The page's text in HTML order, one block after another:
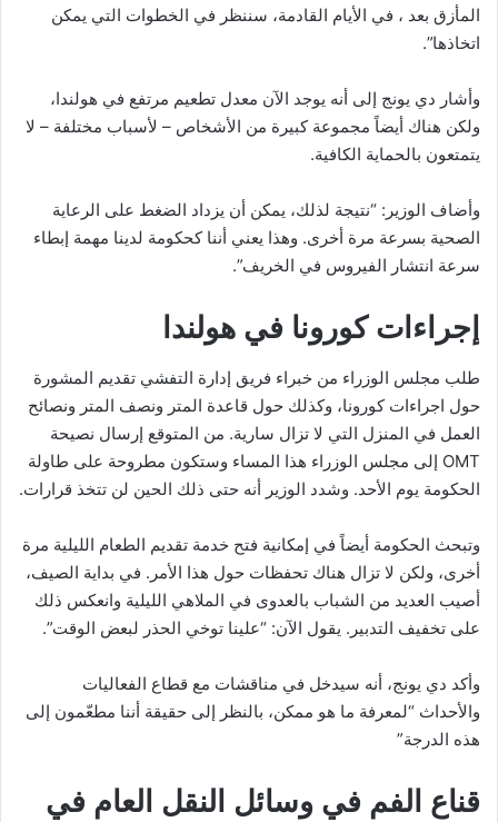
المأزق بعد ، في الأيام القادمة، سننظر في الخطوات التي يمكن
اتخاذها”.
وأشار دي يونج إلى أنه يوجد الآن معدل تطعيم مرتفع في هولندا،
ولكن هناك أيضاً مجموعة كبيرة من الأشخاص – لأسباب مختلفة – لا
يتمتعون بالحماية الكافية.
وأضاف الوزير: “نتيجة لذلك، يمكن أن يزداد الضغط على الرعاية
الصحية بسرعة مرة أخرى. وهذا يعني أننا كحكومة لدينا مهمة إبطاء
سرعة انتشار الفيروس في الخريف”.
إجراءات كورونا في هولندا
طلب مجلس الوزراء من خبراء فريق إدارة التفشي تقديم المشورة
حول اجراءات كورونا، وكذلك حول قاعدة المتر ونصف المتر ونصائح
العمل في المنزل التي لا تزال سارية. من المتوقع إرسال نصيحة
OMT إلى مجلس الوزراء هذا المساء وستكون مطروحة على طاولة
الحكومة يوم الأحد. وشدد الوزير أنه حتى ذلك الحين لن تتخذ قرارات.
وتبحث الحكومة أيضاً في إمكانية فتح خدمة تقديم الطعام الليلية مرة
أخرى، ولكن لا تزال هناك تحفظات حول هذا الأمر. في بداية الصيف،
أصيب العديد من الشباب بالعدوى في الملاهي الليلية وانعكس ذلك
على تخفيف التدبير. يقول الآن: “علينا توخي الحذر لبعض الوقت”.
وأكد دي يونج، أنه سيدخل في مناقشات مع قطاع الفعاليات
والأحداث “لمعرفة ما هو ممكن، بالنظر إلى حقيقة أننا مطعّمون إلى
هذه الدرجة”
قناع الفم في وسائل النقل العام في